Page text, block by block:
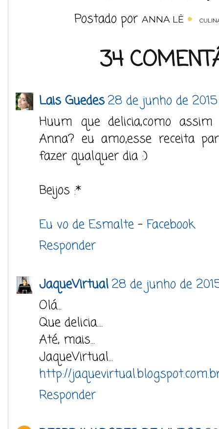
Postado por ANNA LÊ
34
Lais Guedes28 de junho de 2015
Huum que delicia,como
Anna? eu amo,esse receita
fazer qualquer dia :)
Beijos :*
Eu vo de Esmalte - Facebook
Responder
JaqueVirtual28 de junho de
Olá...
Que delicia....
Até, mais...
JaqueVirtual...
http://
Responder